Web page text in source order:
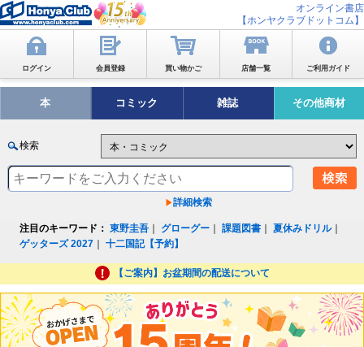
オンライン書店
【ホンヤクラブドットコム】
ログイン 会員登録 買い物かご 店舗一覧 ご利用ガイド
本 コミック 雑誌 その他商材
検索
詳細検索
注目のキーワード： 東野圭吾 グローグー ｜課題図書 ｜夏休みドリル｜
ゲッターズ 2027 ｜十二国記【予約】
【ご案内】お盆期間の配送について